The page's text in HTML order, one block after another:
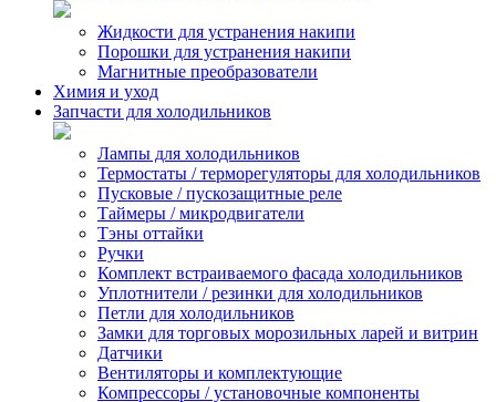
Жидкости для устранения накипи
Порошки для устранения накипи
Магнитные преобразователи
Химия и уход
Запчасти для холодильников
Лампы для холодильников
Термостаты / терморегуляторы для холодильников
Пусковые / пускозащитные реле
Таймеры / микродвигатели
Тэны оттайки
Ручки
Комплект встраиваемого фасада холодильников
Уплотнители / резинки для холодильников
Петли для холодильников
Замки для торговых морозильных ларей и витрин
Датчики
Вентиляторы и комплектующие
Компрессоры / установочные компоненты